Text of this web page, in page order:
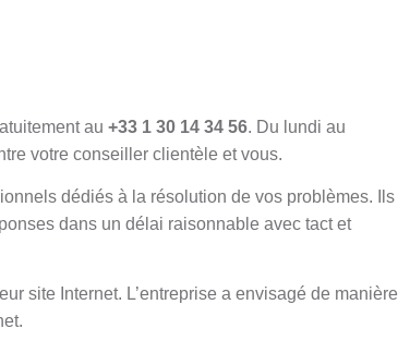
au +33 1 30 14 34 56. Du lundi au
votre conseiller clientèle et vous.
dédiés à la résolution de vos problèmes. Ils
dans un délai raisonnable avec tact et
site Internet. L’entreprise a envisagé de manière